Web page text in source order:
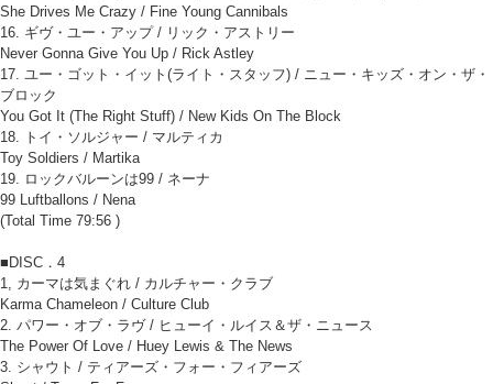
She Drives Me Crazy / Fine Young Cannibals
16. ギヴ・ユー・アップ / リック・アストリー
Never Gonna Give You Up / Rick Astley
17. ユー・ゴット・イット(ライト・スタッフ) / ニュー・キッズ・オン・ザ・
ブロック
You Got It (The Right Stuff) / New Kids On The Block
18. トイ・ソルジャー / マルティカ
Toy Soldiers / Martika
19. ロックバルーンは99 / ネーナ
99 Luftballons / Nena
(Total Time 79:56 )
■DISC．4
1, カーマは気まぐれ / カルチャー・クラブ
Karma Chameleon / Culture Club
2. パワー・オブ・ラヴ / ヒューイ・ルイス＆ザ・ニュース
The Power Of Love / Huey Lewis & The News
3. シャウト / ティアーズ・フォー・フィアーズ